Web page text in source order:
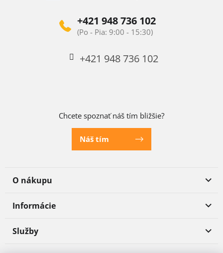
+421 948 736 102
+421 948 736 102
Chcete spoznať náš tím bližšie?
Náš tím
O nákupu
Informácie
Služby